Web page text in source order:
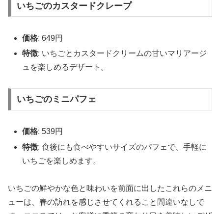
いちごのカスタードクレープ
価格: 649円
特徴: いちごとカスタードクリームの甘いマリアージ
ュを楽しめるデザート。
いちごのミニパフェ
価格: 539円
特徴: 食後にも食べやすいサイズのパフェで、手軽に
いちごを楽しめます。
いちごの鮮やかな色と味わいを前面に出したこれらのメニ
ューは、春の訪れを感じさせてくれること間違いなしで